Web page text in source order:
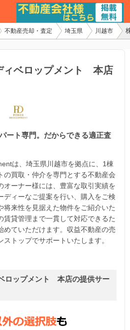
不動産売却・査定 埼玉県 川越市
ィベロップメント 本店
ート専門。だからできる適正査
は、埼玉県川越市を拠点に、1棟
の買取・仲介を専門とする不動産会
オーナー様には、豊富な取引実績を
ディーなご提案を行い、購入をご検
将来性を見据えた物件をご紹介いた
賃貸管理まで一貫して対応できるた
めていただけます。収益不動産の売
トップでサポートいたします。
ロップメント 本店の提供サー
産会社様